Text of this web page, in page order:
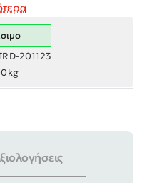
201123
σε πακέτο 12